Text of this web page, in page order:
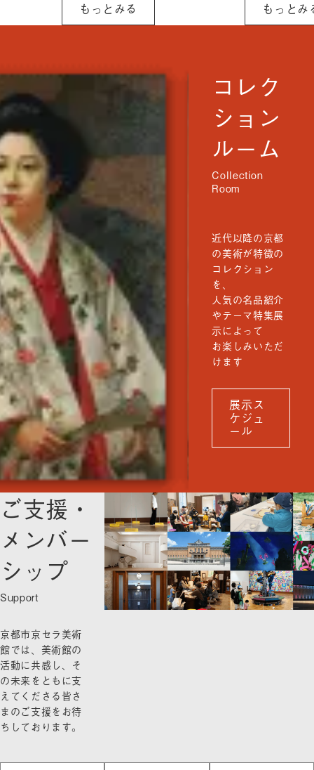
[…]
ます。 〇 令和8
もっとみる もっとみ
コレク
ション
ルーム
近代以降の京都
の美術が特徴の
コレクション
を、
人気の名品紹介
やテーマ特集展
示によって
お楽しみいただ
けます
展示ス
ケジュ
ール
ご支援・
メンバー
シップ
京都市京セラ美術
館では、美術館の
活動に共感し、そ
の未来をともに支
えてくださる皆さ
まのご支援をお待
ちしております。